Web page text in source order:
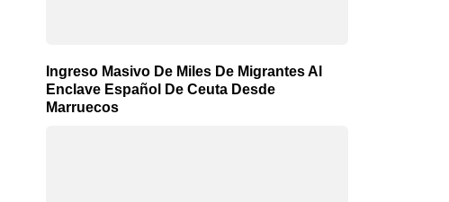
Ingreso Masivo De Miles De Migrantes Al
Enclave Español De Ceuta Desde
Marruecos